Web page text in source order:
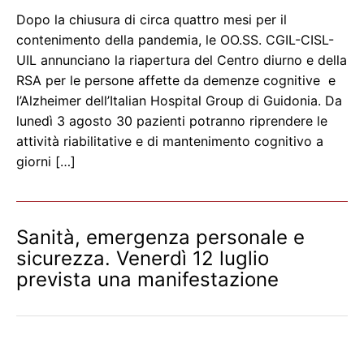
Dopo la chiusura di circa quattro mesi per il
contenimento della pandemia, le OO.SS. CGIL-CISL-
UIL annunciano la riapertura del Centro diurno e della
RSA per le persone affette da demenze cognitive e
l’Alzheimer dell’Italian Hospital Group di Guidonia. Da
lunedì 3 agosto 30 pazienti potranno riprendere le
attività riabilitative e di mantenimento cognitivo a
giorni […]
Sanità, emergenza personale e
sicurezza. Venerdì 12 luglio
prevista una manifestazione